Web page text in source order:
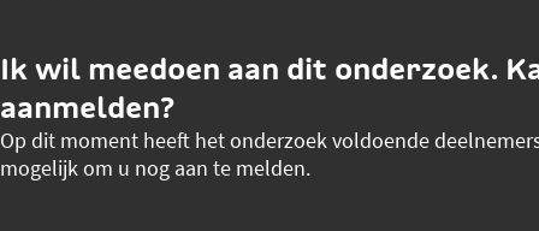
Ik wil meedoen aan dit onderzoek.
aanmelden?
Op dit moment heeft het onderzoek voldoende
mogelijk om u nog aan te melden.